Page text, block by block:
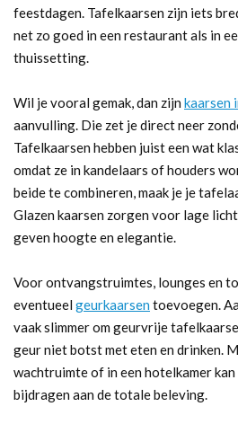
feestdagen. Tafelkaarsen zijn iets
net zo goed in een restaurant als in
thuissetting.
Wil je vooral gemak, dan zijn kaarsen
aanvulling. Die zet je direct neer
Tafelkaarsen hebben juist een wat
omdat ze in kandelaars of houders
beide te combineren, maak je je
Glazen kaarsen zorgen voor lage
geven hoogte en elegantie.
Voor ontvangstruimtes, lounges en
eventueel geurkaarsen toevoegen.
vaak slimmer om geurvrije
geur niet botst met eten en drinken.
wachtruimte of in een hotelkamer
bijdragen aan de totale beleving.